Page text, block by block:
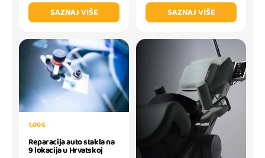
SAZNAJ VIŠE
SAZNAJ VIŠE
1,00 €
Reparacija auto stakla na
9 lokacija u Hrvatskoj